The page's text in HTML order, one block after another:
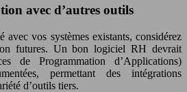
avec d’autres outils
vos systèmes existants, considérez
futures. Un bon logiciel RH devrait
de Programmation d’Applications)
permettant des intégrations
d’outils tiers.